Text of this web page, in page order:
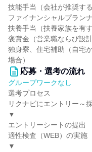
技能手当（会社が推奨す
ファイナンシャルプラン
扶養手当（扶養家族を有
褒賞金（営業職ならび設
独身寮、住宅補助（自宅
場合）
応募・選考の流れ
グループワークなし
選考プロセス
リクナビにエントリー～
▼
エントリーシートの提出
適性検査（WEB）の実施
▼